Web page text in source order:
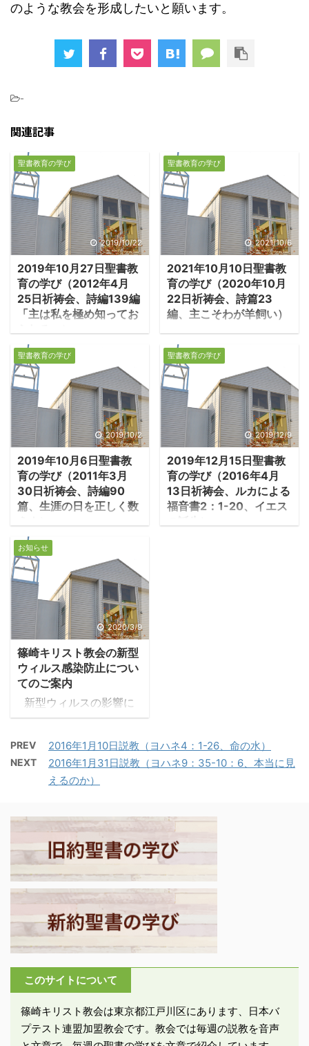
のような教会を形成したいと願います。
-
関連記事
聖書教育の学び
2019/10/22
2019年10月27日聖書教
育の学び（2012年4月
25日祈祷会、詩編139編
「主は私を極め知ってお
・詩編139編は、詩人の
敬虔が詩となり、全編に
信仰が溢れています。 －
詩編139：1－6「指揮者
によって。ダビデの詩。
賛歌。主よ、あなたはわ
たしを究め、わたしを知
っておられる。座るのも
立つのも知り、遠くから
わたしの計らいを悟って
おられる。歩くのも伏す
にことごとく通じておら
れる。私の舌がまだひと
言も語らぬさきに、主
よ、あなたはすべてを知
っておられる。前からも
後ろからもわたしを囲
み、御手をわたしの上に
置いていてくださる。そ
の驚くべき知識はわたし
を越え、あまりにも高く
聖書教育の学び
2021/10/6
2021年10月10日聖書教
育の学び（2020年10月
22日祈祷会、詩篇23
編、主こそわが羊飼い）
１．苦難の中で主を見
出した者の讃美 ・詩篇
23編は｢主こそわが羊飼
い｣と讃美する詩篇であ
る。古来多くの人に愛唱
され、讃美歌となってき
た（教団讃美歌354番
「飼い主わが主よ」、新
生讃美歌585番「救いの
ぬし主よ」）。 －詩篇
23:1「賛歌。ダビデの
詩。主は羊飼い、私には
聖書教育の学び
2019/10/2
2019年10月6日聖書教
育の学び（2011年3月
30日祈祷会、詩編90
篇、生涯の日を正しく数
１．人の生涯のはかなさ
の中で ・詩編90篇は人
の人生のはかなさの中
で、神の永遠性を讃える
歌である。この詩編は伝
統的に葬儀の中で読まれ
てきた。死とは何か、人
の生涯とは何かを考えさ
せる詩編である。最初に
「主は世界創造の前から
います方」と歌われる。
なたは代々に私たちの宿
るところ。山々が生まれ
る前から、大地が、人の
世が、生み出される前か
なたは神」。 ・神の永遠
性に比し、人は塵にすぎ
ない。人（エノシュ、弱
いものの意味）は塵から
生まれたゆえに塵に帰る
（ ...
聖書教育の学び
2019/12/9
2019年12月15日聖書教
育の学び（2016年4月
13日祈祷会、ルカによる
福音書2：1-20、イエス
ゥスから全領土の住民
に、登録せよとの勅令が
住民登録である。人々は
皆、登録するためにおの
おの自分の町へ旅立っ
ヘムの出身であった ...
お知らせ
2020/3/9
篠崎キリスト教会の新型
ウィルス感染防止につい
てのご案内
新型ウィルスの影響に
より、2020年3月15日か
す。ただ、礼拝と祈祷会
は教会の最も大事な集会
ですので、開催を継続し
注意を払うために、教会
受付にマスクと消毒用ア
ルコールを常備し、どな
たでもご利用いただける
ようにします。 今後につ
きましては、推移を見守
りながらご案内致しま
す。皆様の心身の健康が
守られますよう、互いに
祈りを持って励ましあい
ましょう。 毎日曜 ＊主
～11:30） ＊教会学校
（当面休止） ＊食事会・
PREV 2016年1月10日説教（ヨハネ4：1-26、命の水）
NEXT
2016年1月31日説教（ヨハネ9：35-10：6、本当に見
えるのか）
このサイトについて
篠崎キリスト教会は東京都江戸川区にあります、日本バ
プテスト連盟加盟教会です。教会では毎週の説教を音声